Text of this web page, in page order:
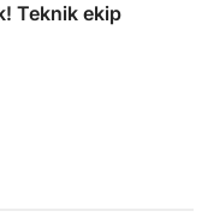
Teknik ekip